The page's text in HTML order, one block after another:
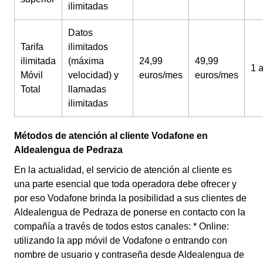
ilimitadas
Tarifa
ilimitada
Móvil
Total
Datos
ilimitados
(máxima
velocidad) y
llamadas
ilimitadas
24,99
euros/mes
49,99
euros/mes
1
Métodos de atención al cliente Vodafone en
Aldealengua de Pedraza
En la actualidad, el servicio de atención al cliente es
una parte esencial que toda operadora debe ofrecer y
por eso Vodafone brinda la posibilidad a sus clientes de
Aldealengua de Pedraza de ponerse en contacto con la
compañía a través de todos estos canales: * Online:
utilizando la app móvil de Vodafone o entrando con
nombre de usuario y contraseña desde Aldealengua de